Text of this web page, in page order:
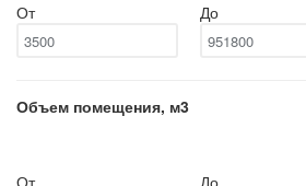
От До
Объем помещения, м3
От До